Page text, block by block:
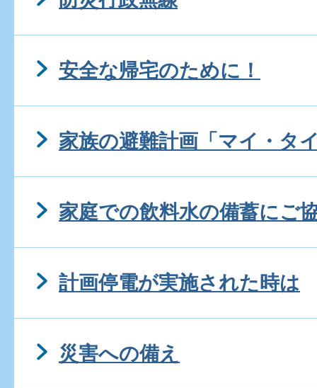
安全な帰宅のために！
家族の避難計画「マイ・タ
家庭での飲料水の備蓄にご
計画停電が実施された時は
災害への備え